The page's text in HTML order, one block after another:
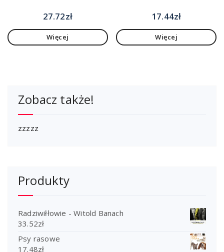
27.72zł
Więcej
17.44zł
Więcej
Zobacz także!
zzzzz
Produkty
Radziwiłłowie - Witold Banach
33.52zł
Psy rasowe
17.48zł